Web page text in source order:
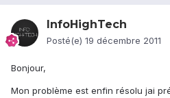
InfoHighTech
Posté(e) 19 décembre 2011
Bonjour,
Mon problème est enfin résolu jai